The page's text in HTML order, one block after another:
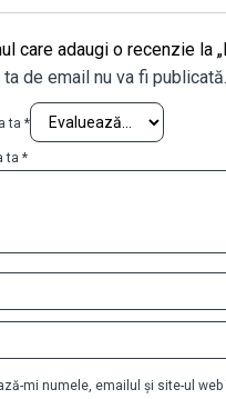
care adaugi o recenzie la
de email nu va fi publicată.
ta *
ta *
mi numele, emailul și site-ul